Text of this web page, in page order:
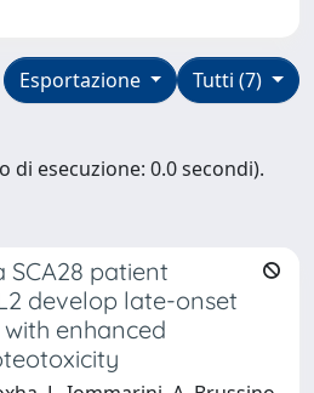
Tutti (7)
Esportazione
di esecuzione: 0.0 secondi).
SCA28 patient
develop late-onset
enhanced